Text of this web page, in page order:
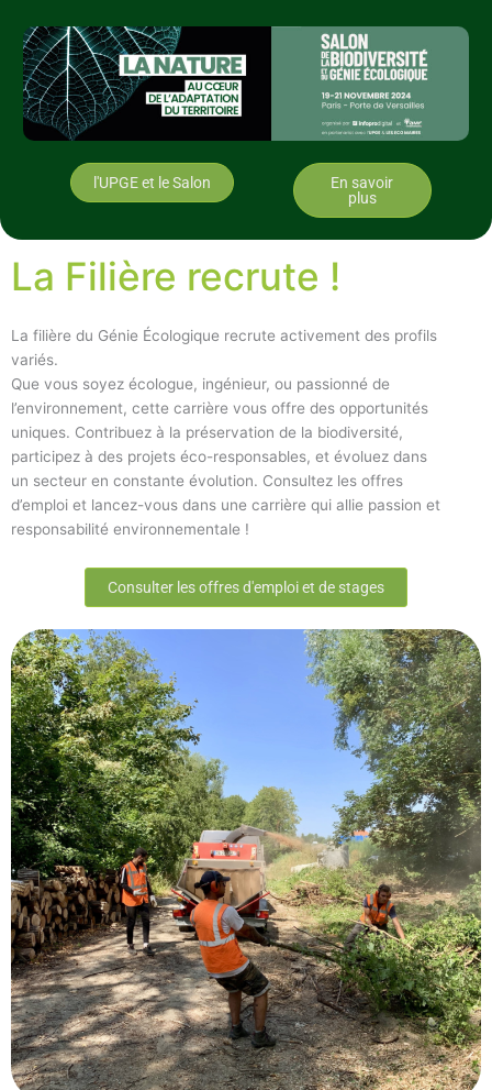
l'UPGE et le Salon
En savoir
plus
La Filière recrute !
La filière du Génie Écologique recrute activement des profils
variés.
Que vous soyez écologue, ingénieur, ou passionné de
l’environnement, cette carrière vous offre des opportunités
uniques. Contribuez à la préservation de la biodiversité,
participez à des projets éco-responsables, et évoluez dans
un secteur en constante évolution. Consultez les offres
d’emploi et lancez-vous dans une carrière qui allie passion et
responsabilité environnementale !
Consulter les offres d'emploi et de stages